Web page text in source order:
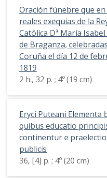
Oración fúnebre que en
reales exequias de la
Católica Dª María Isabel
de Braganza,
Coruña el día 12 de
1819
2 h., 32 p. ; 4º (19 cm)
Eryci Puteani Elementa
quibus educatio
continentur e
publicis
36, [4] p. ; 4º (20 cm)